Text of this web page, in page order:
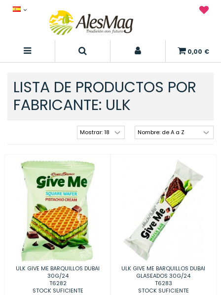
0,00 €
LISTA DE PRODUCTOS POR
FABRICANTE: ULK
ULK GIVE ME BARQUILLOS DUBAI
30G/24
T6282
STOCK SUFICIENTE
ULK GIVE ME BARQUILLOS DUBAI
GLASEADOS 30G/24
T6283
STOCK SUFICIENTE